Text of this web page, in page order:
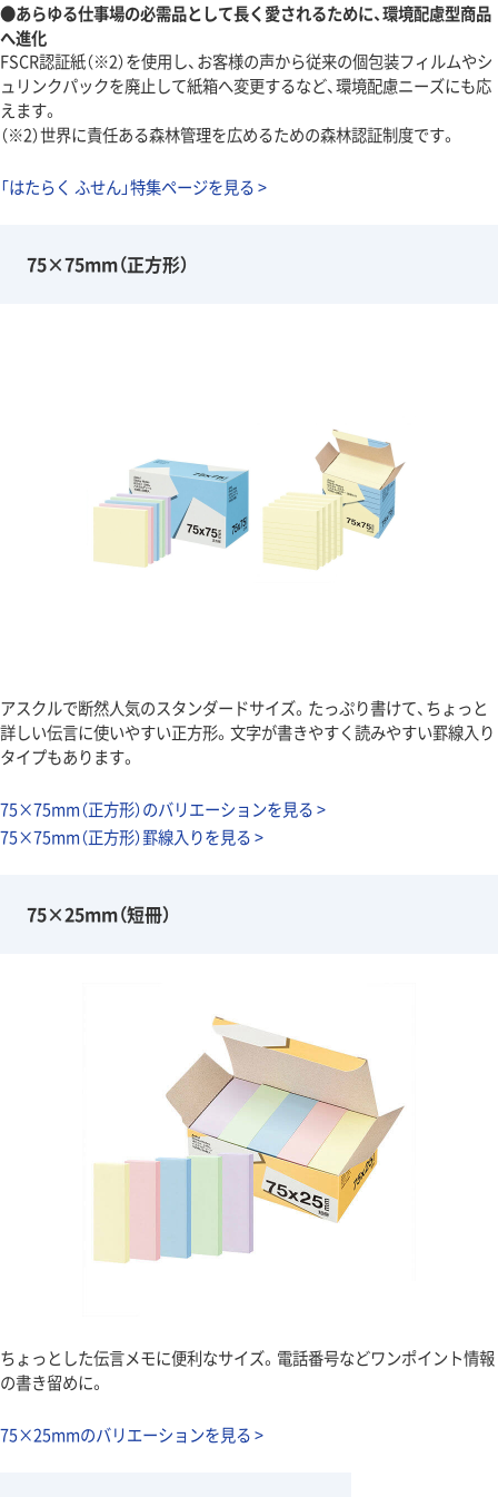
●あらゆる仕事場の必需品として長く愛されるために、環境配慮型商品
へ進化
FSCR認証紙（※2）を使用し、お客様の声から従来の個包装フィルムやシ
ュリンクパックを廃止して紙箱へ変更するなど、環境配慮ニーズにも応
えます。
（※2）世界に責任ある森林管理を広めるための森林認証制度です。
「はたらく ふせん」特集ページを見る >
75×75mm（正方形）
アスクルで断然人気のスタンダードサイズ。たっぷり書けて、ちょっと
詳しい伝言に使いやすい正方形。文字が書きやすく読みやすい罫線入り
タイプもあります。
75×75mm（正方形）のバリエーションを見る >
75×75mm（正方形）罫線入りを見る >
75×25mm（短冊）
ちょっとした伝言メモに便利なサイズ。電話番号などワンポイント情報
の書き留めに。
75×25mmのバリエーションを見る >